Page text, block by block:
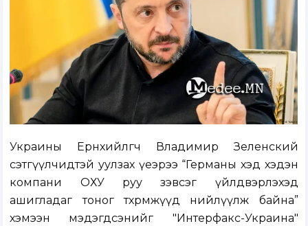
Украины Ерөнхийлөгч Владимир Зеленский
сэтгүүлчидтэй уулзах үеэрээ “Германы хэд хэдэн
компани ОХУ руу зэвсэг үйлдвэрлэхэд
ашигладаг тоног төхөөрөмжүүд нийлүүлж байна”
хэмээн мэдэгдсэнийг "Интерфакс-Украина"